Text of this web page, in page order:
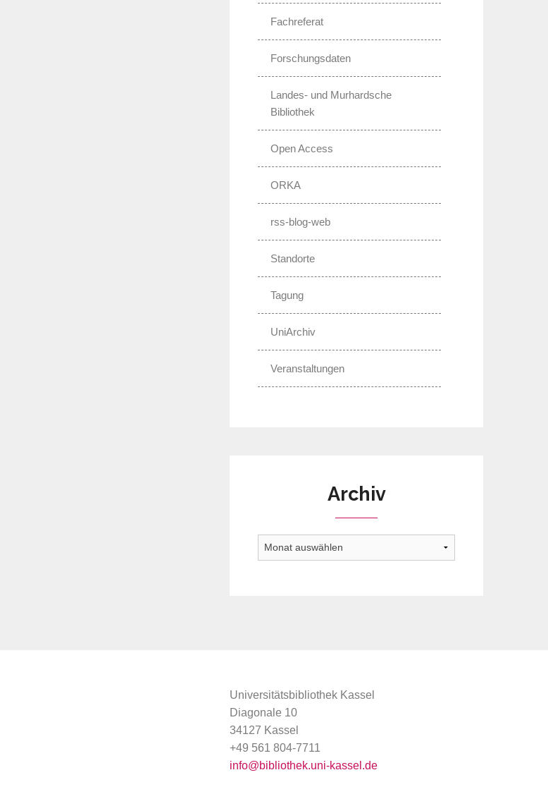
Fachreferat
Forschungsdaten
Landes- und Murhardsche
Bibliothek
Open Access
ORKA
rss-blog-web
Standorte
Tagung
UniArchiv
Veranstaltungen
Archiv
Archiv
Universitätsbibliothek Kassel
Diagonale 10
34127 Kassel
+49 561 804-7711
info@bibliothek.uni-kassel.de